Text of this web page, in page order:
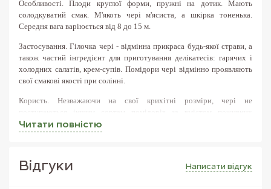
Читати повнiстю
Особливості. Плоди круглої форми, пружні на дотик. Мають
солодкуватий смак. М'якоть чері м'ясиста, а шкірка тоненька.
Середня вага варіюється від 8 до 15 м.
Застосування.Гілочка чері - відмінна прикраса будь-якої страви, а
також частий інгредієнт для приготування делікатесів: гарячих і
холодних салатів, крем-супів. Помідори чері відмінно проявляють
свої смакові якості при солінні.
Користь. Незважаючи на свої крихітні розміри, чері не
поступаються іншим сортам помідорів за вмістом поживних
речовин, а, навіть, перевершують їх. Вживання червоних плодів
допоможе вам підтримувати в нормі роботу шлунково-кишкового
вплив черрі чинить на стан шкіри.
Вiдгуки Написати вiдгук